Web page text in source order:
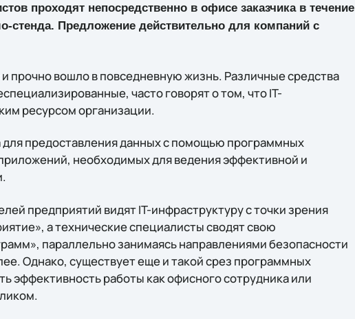
проходят непосредственно в офисе заказчика в течение
стенда. Предложение действительно для компаний с
прочно вошло в повседневную жизнь. Различные средства
часто говорят о том, что IT-
ресурсом организации.
для предоставления данных с помощью программных
необходимых для ведения эффективной и
предприятий видят IT-инфраструктуру с точки зрения
а технические специалисты сводят свою
параллельно занимаясь направлениями безопасности
Однако, существует еще и такой срез программных
эффективность работы как офисного сотрудника или